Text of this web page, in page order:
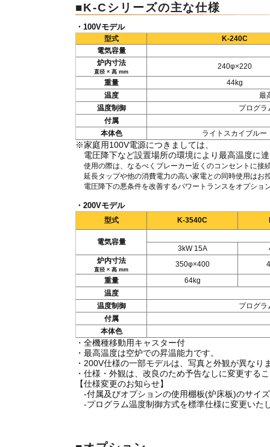
■K-C シリーズの主な仕様
・100Vモデル
型式
K-240C
電気容量
炉内寸法
直径 × 高 mm
240φ×220
重量
44kg
温度
最
温度制御
プログラ
付属
本体色
ライトスカイブルー
※家庭用100V電源につきましては、
電圧降下など設置場所の環境により最高温度に
使用の際は、なるべくブレーカー近くのコンセントに接
延長タップや他の消費電力の高い家電との同時使用はお
電圧降下の悪条件を改善するパワートランスをオプショ
・200Vモデル
型式 K-3540C
電気容量
3kW 15A
炉内寸法
直径 × 高 mm
350φ×400
重量
64kg
温度
温度制御
プログラ
付属
本体色
・全機種移動用キャスター付
・最高温度は空炉での昇温能力です。
・200V仕様の一部モデルは、写真と外観が異なり
・仕様・外観は、改良のため予告なしに変更する
【仕様変更のお知らせ】
-付属及びオプションの使用棚板(炉床板)のサイ
-プログラム温度制御方式を標準仕様に変更いた